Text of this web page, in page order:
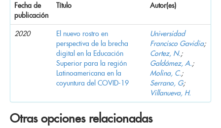
Fecha de
publicación
Título Autor(es)
2020
El nuevo rostro en
perspectiva de la brecha
digital en la Educación
Superior para la región
Latinoamericana en la
coyuntura del COVID-19
Universidad
Francisco Gavidia;
Cortez, N.;
Galdámez, A.;
Molina, C.;
Serrano, G;
Villanueva, H.
Otras opciones relacionadas